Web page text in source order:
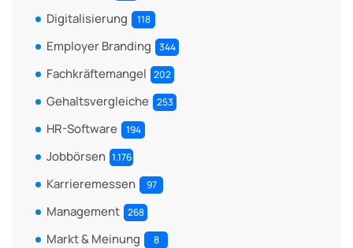
Digitalisierung 118
Employer Branding 344
Fachkräftemangel 202
Gehaltsvergleiche 253
HR-Software 194
Jobbörsen 1.176
Karrieremessen 97
Management 268
Markt & Meinung 8